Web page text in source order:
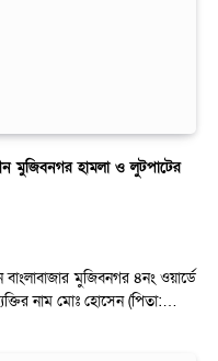
মুজিবনগর হামলা ও লুটপাটের
মুজিবনগর ৪নং ওয়ার্ডে
নাম মোঃ হোসেন (পিতা:…